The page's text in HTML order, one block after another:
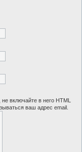
включайте в него HTML
ваш адрес email.